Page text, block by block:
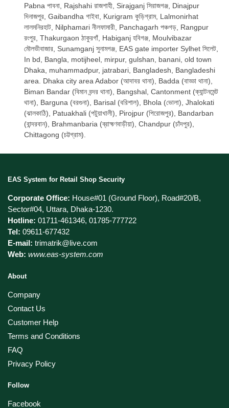
Pabna পাবনা, Rajshahi রাজশাহী, Sirajganj সিরাজগঞ্জ, Dinajpur
দিনাজপুর, Gaibandha গাইবা, Kurigram কুড়িগ্রাম, Lalmonirhat
লালমনিরহাট, Nilphamari নীলফামারী, Panchagarh পঞ্চগড়, Rangpur
রংপুর, Thakurgaon ঠাকুরগাঁ, Habiganj হবিগঞ্জ, Moulvibazar
মৌলভীবাজার, Sunamganj সুনামগঞ্জ, EAS gate importer Sylhet সিলেট,
In bd, Bangla, motijheel, mirpur, gulshan, banani, old town
Dhaka, muhammadpur, jatrabari, Bangladesh, Bangladeshi
area. Dhaka city area Adabor (আদাবর থানা), Badda (বাড্ডা থানা),
Biman Bandar (বিমান বন্দর থানা), Bangshal, Cantonment (ক্যান্টনমেন্ট
থানা), Barguna (বরগুনা), Barisal (বরিশাল), Bhola (ভোলা), Jhalokati
(ঝালকাঠি), Patuakhali (পটুয়াখালী), Pirojpur (পিরোজপুর), Bandarban
(বান্দরবান), Brahmanbaria (ব্রাহ্মণবাড়ীয়া), Chandpur (চাঁদপুর),
Chittagong (চট্টগ্রাম).
EAS System for Retail Shop Security
Corporate Office: House#01 (Ground Floor), Road#20/B,
Sector#04, Uttara, Dhaka-1230.
Hotline: 01711-461346, 01785-777722
Tel: 09611-677432
E-mail: trimatrik@live.com
Web: www.eas-system.com
About
Company
Contact Us
Customer Help
Terms and Conditions
FAQ
Privacy Policy
Follow
Facebook